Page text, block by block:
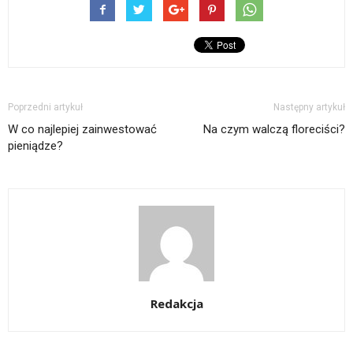
Poprzedni artykuł
W co najlepiej zainwestować
pieniądze?
Następny artykuł
Na czym walczą floreciści?
Redakcja